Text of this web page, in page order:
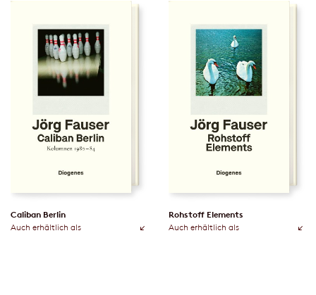
Caliban Berlin
Auch erhältlich als
Rohstoff Elements
Auch erhältlich als